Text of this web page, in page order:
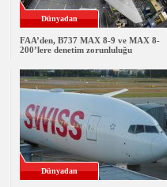
Dünyadan
FAA’den, B737 MAX 8-9 ve MAX 8-
200’lere denetim zorunluluğu
Dünyadan